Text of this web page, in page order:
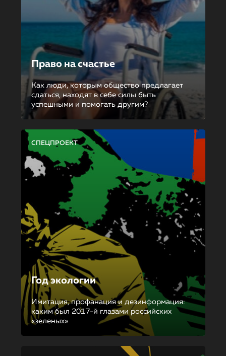
Право на счастье
Как люди, которым общество предлагает
сдаться, находят в себе силы быть
успешными и помогать другим?
СПЕЦПРОЕКТ
Год экологии
Имитация, профанация и дезинформация:
каким был 2017-й глазами российских
«зеленых»